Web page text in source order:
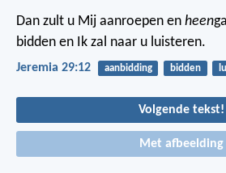
Dan zult u Mij aanroepen en heen
bidden en Ik zal naar u luisteren.
Jeremia 29:12 aanbidding bidden
Volgende tekst!
Met afbeelding